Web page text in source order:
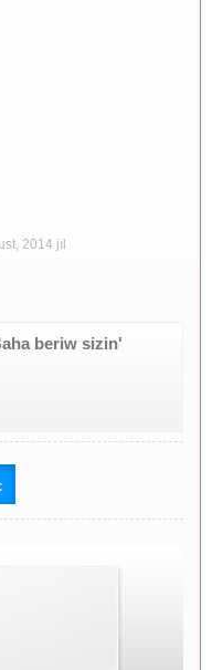
2014 jıl
beriw sizin'